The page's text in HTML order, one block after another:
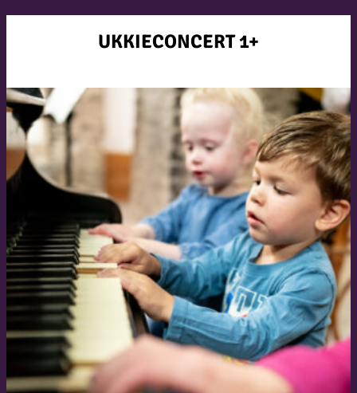
UKKIECONCERT 1+